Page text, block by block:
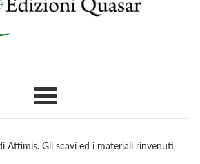
Menu
Attimis. Gli scavi ed i materiali rinvenuti